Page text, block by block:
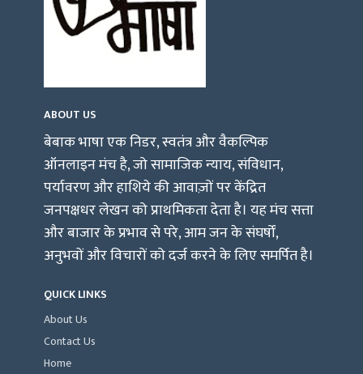
ABOUT US
बेबाक भाषा एक निडर, स्वतंत्र और वैकल्पिक
ऑनलाइन मंच है, जो सामाजिक न्याय, संविधान,
पर्यावरण और हाशिये की आवाज़ों पर केंद्रित
जनपक्षधर लेखन को प्राथमिकता देता है। यह मंच सत्ता
और बाजार के प्रभाव से परे, आम जन के संघर्षों,
अनुभवों और विचारों को दर्ज करने के लिए समर्पित है।
QUICK LINKS
About Us
Contact Us
Home